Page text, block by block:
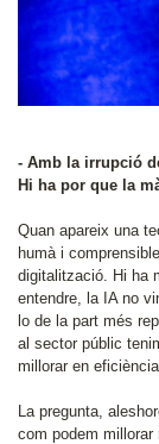
- Amb la irrupció
Hi ha por que la
Quan apareix una
humà i
digitalització. Hi ha
entendre, la IA no
lo de la part més
al sector públic
millorar en
La pregunta,
com podem